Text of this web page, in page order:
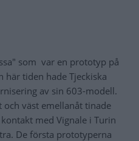
som var en prototyp på
här tiden hade Tjeckiska
av sin 603-modell.
väst emellanåt tinade
med Vignale i Turin
De första prototyperna